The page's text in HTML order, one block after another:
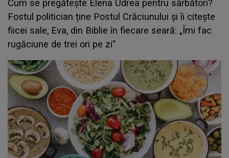
Cum se pregătește Elena Udrea pentru sărbători?
Fostul politician ține Postul Crăciunului și îi citește
fiicei sale, Eva, din Biblie în fiecare seară: „Îmi fac
rugăciune de trei ori pe zi”